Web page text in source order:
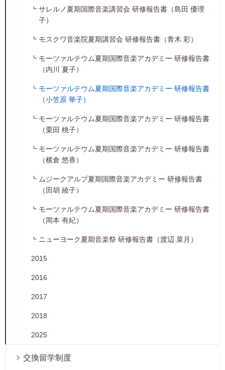
サレルノ夏期国際音楽講習会 研修報告書（島田 優理
子）
モスクワ音楽院夏期講習会 研修報告書（青木 彩）
モーツァルテウム夏期国際音楽アカデミー 研修報告書
（内川 夏子）
モーツァルテウム夏期国際音楽アカデミー 研修報告書
（小笠原 華子）
モーツァルテウム夏期国際音楽アカデミー 研修報告書
（栗田 桃子）
モーツァルテウム夏期国際音楽アカデミー 研修報告書
（横倉 悠香）
ムジークアルプ夏期国際音楽アカデミー 研修報告書
（田胡 綾子）
モーツァルテウム夏期国際音楽アカデミー 研修報告書
（岡本 有紀）
ニューヨーク夏期音楽祭 研修報告書（渡辺 菜月）
2015
2016
2017
2018
2025
交換留学制度